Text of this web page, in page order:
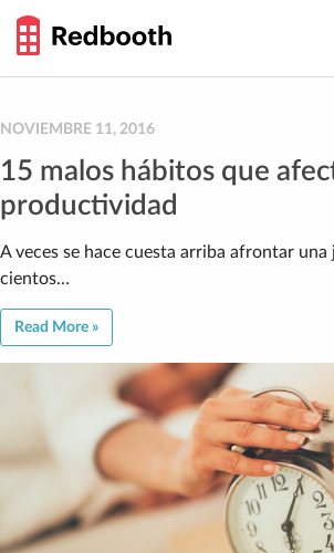
content
GUIDE
NOVIEMBRE 11, 2016
15 malos hábitos que
productividad
A veces se hace cuesta arriba afrontar
cientos…
Read More »